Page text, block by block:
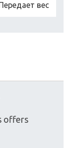
вес
offers